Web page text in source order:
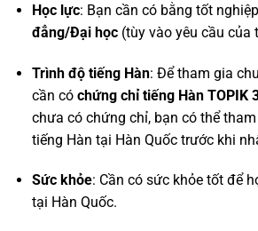
Học lực: Bạn cần có bằng tốt nghiệp
đẳng/Đại học(tùy vào yêu cầu của
Trình độ tiếng Hàn: Để tham gia
cần có chứng chỉ tiếng Hàn TOPIK
chưa có chứng chỉ, bạn có thể
tiếng Hàn tại Hàn Quốc trước khi
Sức khỏe: Cần có sức khỏe tốt để
tại Hàn Quốc.